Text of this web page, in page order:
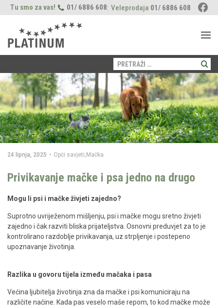
Tu smo za vas! 01/ 6886 608: Veleprodaja 01/ 6886 608
Pretraži:
PAS
Proizvodi
Suha hrana
Mokra hrana
Fleischsaftgarung
Prehrana
Opći savjeti
Vodič za štence
MAČKA
Proizvodi
Suha hrana
Freshmeatdryer
Prehrana
LOKACIJE
O NAMA
Naši momenti
BLOG
24 lipnja, 2025 • Opći savjeti, Mačka
Privikavanje mačke i psa jedno na drugo
Mogu li psi i mačke živjeti zajedno?
Suprotno uvriježenom mišljenju, psi i mačke mogu sretno živjeti
zajedno i čak razviti bliska prijateljstva. Osnovni preduvjet za to je
kontrolirano razdoblje privikavanja, uz strpljenje i postepeno
upoznavanje životinja.
Razlika u govoru tijela između mačaka i pasa
Većina ljubitelja životinja zna da mačke i psi komuniciraju na
različite načine. Kada pas veselo maše repom, to kod mačke može